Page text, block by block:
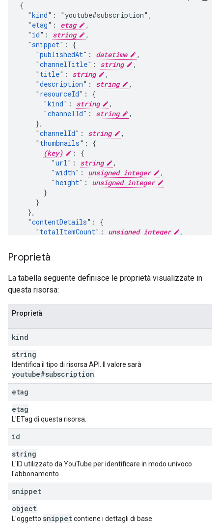
{
  "
kind": "youtube#subscription",
  "
etag": etag
,
  "
id": string
,
  "
snippet": {
    "
publishedAt": datetime
,
    "
channelTitle": string
,
    "
title": string
,
    "
description": string
,
    "
resourceId": {
      "
kind": string
,
      "
channelId": string
,
    },
    "
channelId": string
,
    "
thumbnails": {
(key)
: {
        "
url": string
,
        "
width": unsigned integer
,
        "
height": unsigned integer
      }
    }
  },
  "
contentDetails": {
    "
totalItemCount": unsigned integer
,
    "
activityType
  },
    "
title": string
,
    "
description
    "
thumbnails
        "
        "
      }
    }
  }
}
Proprietà
La tabella seguente definisce le proprietà visualizzate in
questa risorsa:
Proprietà
kind
string
Identifica il tipo di risorsa API. Il valore sarà
youtube#subscription
etag
etag
L'ETag di questa risorsa.
id
string
L'ID utilizzato da YouTube per identificare in modo univoco
l'abbonamento.
snippet
object
L'oggetto snippetcontiene i dettagli di base